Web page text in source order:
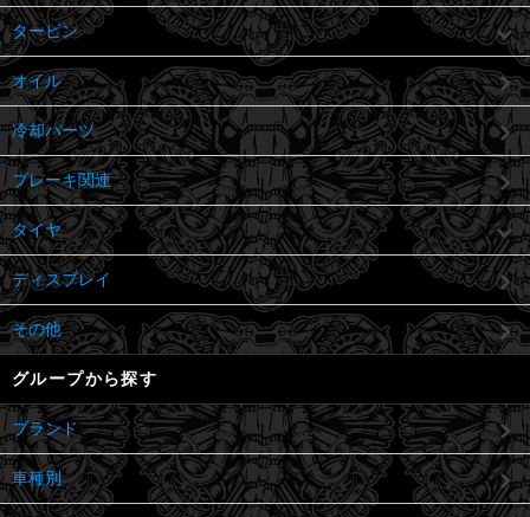
タービン
オイル
冷却パーツ
ブレーキ関連
タイヤ
ディスプレイ
その他
グループから探す
ブランド
車種別